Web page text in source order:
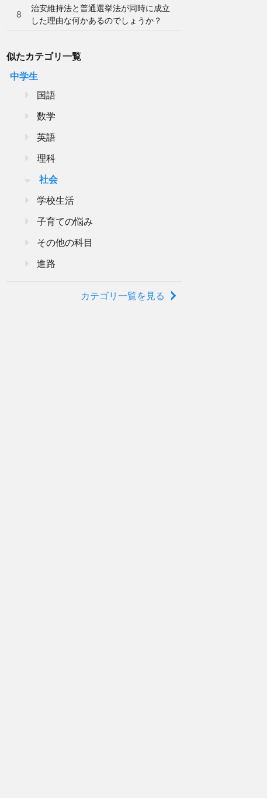
8
治安維持法と普通選挙法が同時に成立
した理由な何かあるのでしょうか？
似たカテゴリ一覧
中学生
国語
数学
英語
理科
社会
学校生活
子育ての悩み
その他の科目
進路
カテゴリ一覧を見る